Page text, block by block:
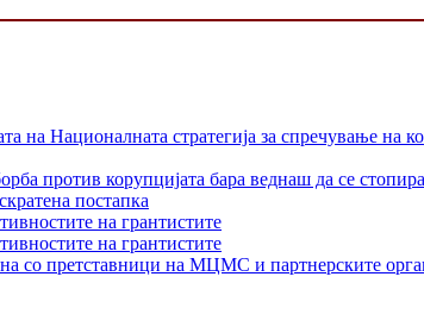
на Националната стратегија за спречување
против корупцијата бара веднаш да се
постапка
на грантистите
на грантистите
со претставници на МЦМС и партнерските